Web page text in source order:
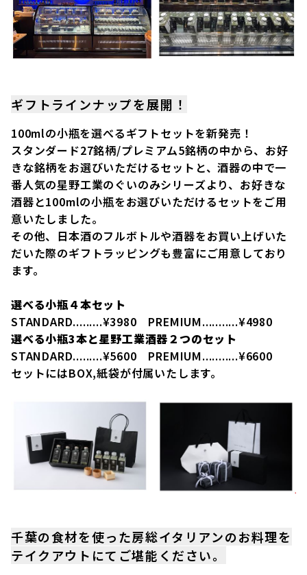
ギフトラインナップを展開！
100mlの小瓶を選べるギフトセットを新発売！
スタンダード27銘柄/プレミアム5銘柄の中から、お好
きな銘柄をお選びいただけるセットと、酒器の中で一
番人気の星野工業のぐいのみシリーズより、お好きな
酒器と100mlの小瓶をお選びいただけるセットをご用
意いたしました。
その他、日本酒のフルボトルや酒器をお買い上げいた
だいた際のギフトラッピングも豊富にご用意しており
ます。
選べる小瓶４本セット
STANDARD.........¥3980 PREMIUM...........¥4980
選べる小瓶3本と星野工業酒器２つのセット
STANDARD.........¥5600 PREMIUM...........¥6600
セットにはBOX,紙袋が付属いたします。
千葉の食材を使った房総イタリアンのお料理を
テイクアウトにてご堪能ください。